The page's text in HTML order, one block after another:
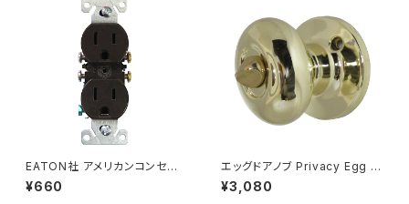
EATON社 アメリカンコンセント
防塵シャッター付き TR アース
付き 2口 ブラウン アメリカ製
¥660
エッグドアノブ Privacy Egg K
nobset 簡易錠 ブライトブラス
¥3,080